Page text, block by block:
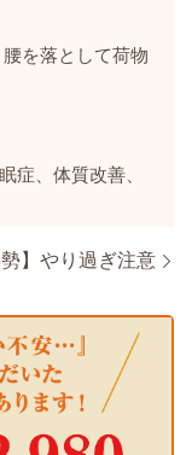
を落として荷物
症、体質改善、
勢】やり過ぎ注意